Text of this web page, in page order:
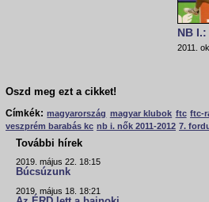
NB
2011.
Oszd meg ezt a cikket!
Címkék: magyarország magyar klubok ftc ftc-
veszprém barabás kc nb i. nők 2011-2012 7.
További hírek
2019. május 22. 18:15
Búcsúzunk
2019. május 18. 18:21